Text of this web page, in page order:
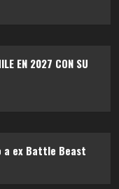
EN 2027 CON SU
a ex Battle Beast